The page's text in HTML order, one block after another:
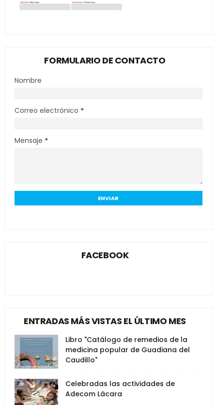
FORMULARIO DE CONTACTO
Nombre
Correo electrónico *
Mensaje *
FACEBOOK
ENTRADAS MÁS VISTAS EL ÚLTIMO MES
Libro "Catálogo de remedios de la
medicina popular de Guadiana del
Caudillo"
Celebradas las actividades de
Adecom Lácara